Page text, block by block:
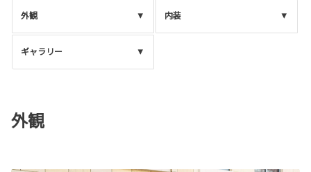
外観 内装
ギャラリー
外観